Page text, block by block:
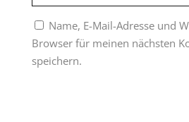
Name, E-Mail-Adresse und
Browser für meinen nächsten
speichern.